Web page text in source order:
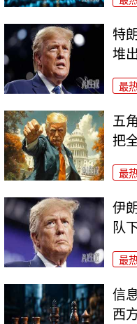
特
堆
最
五
把
最
伊
队
最
信
西